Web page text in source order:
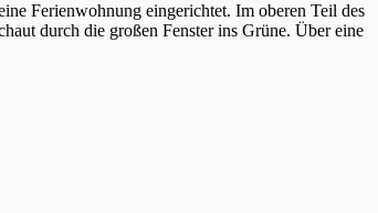
Ferienwohnung eingerichtet. Im oberen Teil des
durch die großen Fenster ins Grüne. Über eine